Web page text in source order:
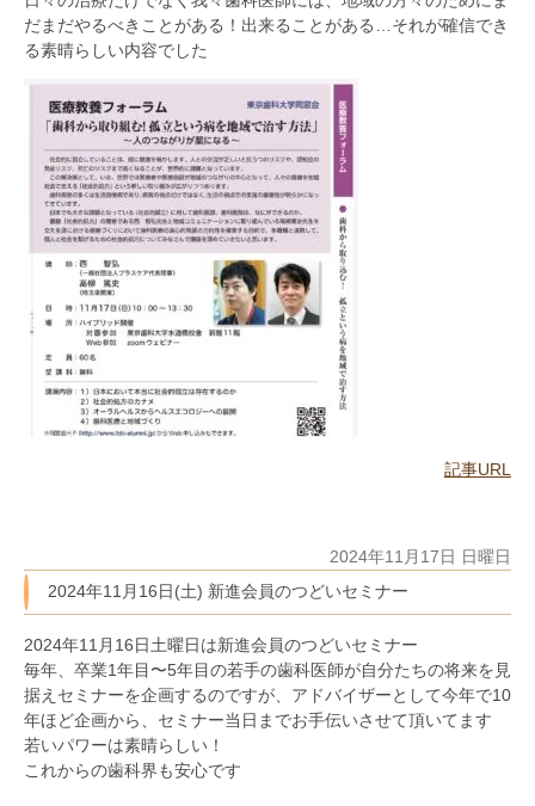
だまだやるべきことがある！出来ることがある…それが確信でき
る素晴らしい内容でした
記事URL
2024年11月17日 日曜日
2024年11月16日(土) 新進会員のつどいセミナー
2024年11月16日土曜日は新進会員のつどいセミナー
毎年、卒業1年目〜5年目の若手の歯科医師が自分たちの将来を見
据えセミナーを企画するのですが、アドバイザーとして今年で10
年ほど企画から、セミナー当日までお手伝いさせて頂いてます
若いパワーは素晴らしい！
これからの歯科界も安心です